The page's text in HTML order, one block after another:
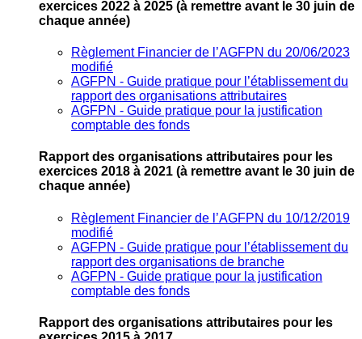
exercices 2022 à 2025 (à remettre avant le 30 juin de
chaque année)
Règlement Financier de l’AGFPN du 20/06/2023
modifié
AGFPN ‐ Guide pratique pour l’établissement du
rapport des organisations attributaires
AGFPN ‐ Guide pratique pour la justification
comptable des fonds
Rapport des organisations attributaires pour les
exercices 2018 à 2021 (à remettre avant le 30 juin de
chaque année)
Règlement Financier de l’AGFPN du 10/12/2019
modifié
AGFPN ‐ Guide pratique pour l’établissement du
rapport des organisations de branche
AGFPN ‐ Guide pratique pour la justification
comptable des fonds
Rapport des organisations attributaires pour les